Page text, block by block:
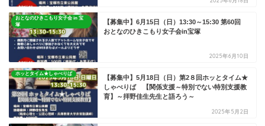
おとなのひきこもり女子会 in 宝
塚
【募集中】6月15日（日）13:30～15:30 第60回
おとなのひきこもり女子会in宝塚
2025年6月10日
ホッとタイム★しゃべりば
【募集中】5月18日（日）第2８回ホッとタイム★
しゃべりば 【関係支援～特別でない特別支援教
育】～拝野佳生先生と語ろう～
2025年5月2日